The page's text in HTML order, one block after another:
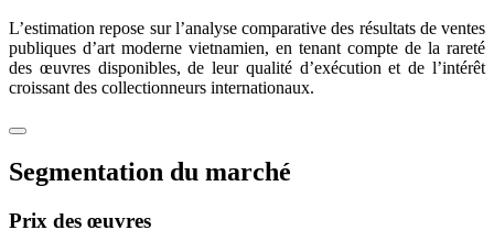
L’estimation repose sur l’analyse comparative des résultats de ventes
publiques d’art moderne vietnamien, en tenant compte de la rareté
des œuvres disponibles, de leur qualité d’exécution et de l’intérêt
croissant des collectionneurs internationaux.
Segmentation du marché
Prix des œuvres